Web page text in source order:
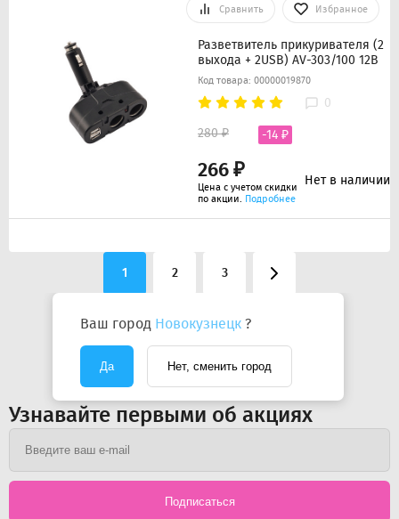
Сравнить Избранное
Разветвитель прикуривателя (2
выхода + 2USB) AV-303/100 12В
Код товара: 00000019870
0
266 ₽
280 ₽ -14 ₽
Цена с учетом скидки
по акции. Подробнее
Нет в наличии
1 2 3
Показать ещё
Узнавайте первыми об акциях
Подписаться
Ваш город Новокузнецк ?
Да Нет, сменить город